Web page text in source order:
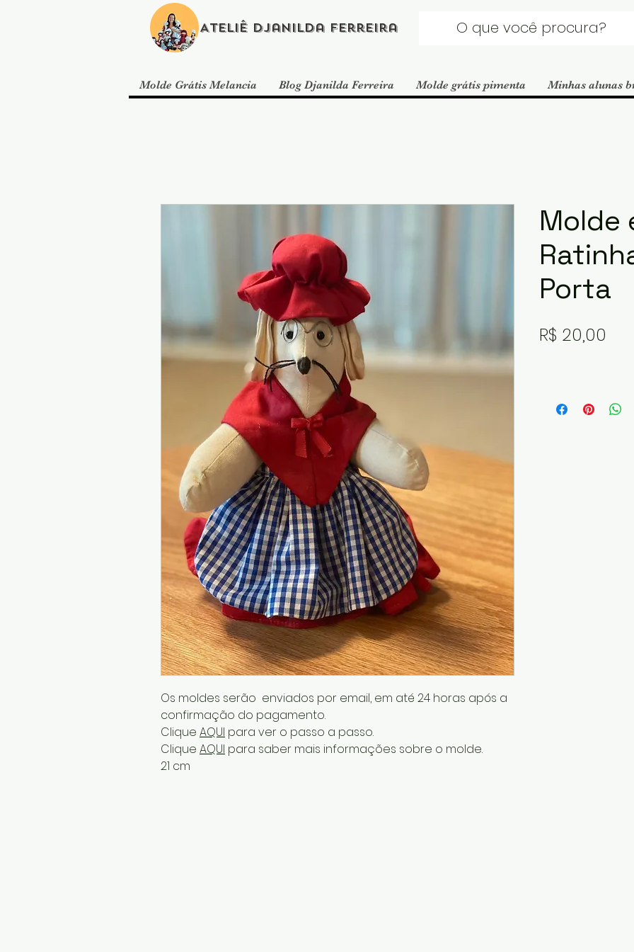
Ateliê Djanilda Ferreira
Molde Grátis Melancia Blog Djanilda Ferreira Molde grátis pimenta Minhas alunas
Os moldes serão enviados por email, em até 24 horas após a
confirmação do pagamento.
Clique AQUI para ver o passo a passo.
Clique AQUI para saber mais informações sobre o molde.
21 cm
Molde
Porta
R$ 20,00